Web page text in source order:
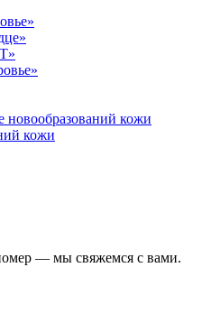
новообразований кожи
кожи
— мы свяжемся с вами.